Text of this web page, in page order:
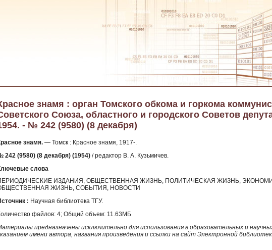
знамя : орган Томского обкома и горкома
Союза, областного и городского Советов
- № 242 (9580) (8 декабря)
знамя. — Томск : Красное знамя, 1917-.
242 (9580) (8 декабря) (1954) / редактор В. А. Кузьмичев.
слова
ИЗДАНИЯ, ОБЩЕСТВЕННАЯ ЖИЗНЬ, ПОЛИТИЧЕСКАЯ ЖИЗНЬ,
ЖИЗНЬ, СОБЫТИЯ, НОВОСТИ
: Научная библиотека ТГУ.
файлов: 4; Общий объем: 11.63МБ
предназначены исключительно для использования в образовательных и
имени автора, названия произведения и ссылки на сайт Электронной